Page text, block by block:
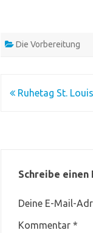
Die Vorbereitung
Ruhetag St. Louis
Schreibe einen
Deine E-Mail-
Kommentar*